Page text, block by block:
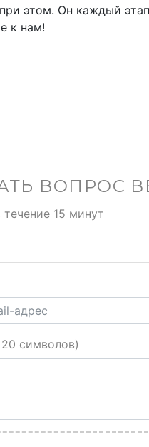
этом. Он каждый
к нам!
ВОПРОС
15 минут
символов)